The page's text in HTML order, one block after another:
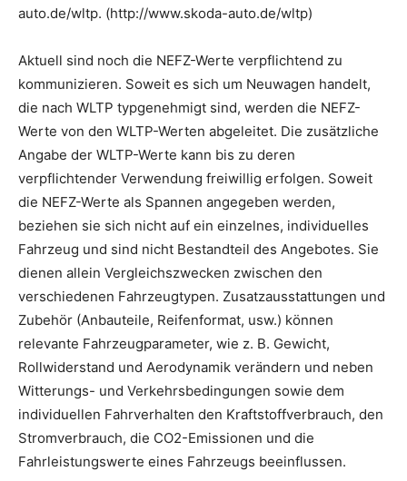
auto.de/wltp. (http://www.skoda-auto.de/wltp)
Aktuell sind noch die NEFZ-Werte verpflichtend zu
kommunizieren. Soweit es sich um Neuwagen handelt,
die nach WLTP typgenehmigt sind, werden die NEFZ-
Werte von den WLTP-Werten abgeleitet. Die zusätzliche
Angabe der WLTP-Werte kann bis zu deren
verpflichtender Verwendung freiwillig erfolgen. Soweit
die NEFZ-Werte als Spannen angegeben werden,
beziehen sie sich nicht auf ein einzelnes, individuelles
Fahrzeug und sind nicht Bestandteil des Angebotes. Sie
dienen allein Vergleichszwecken zwischen den
verschiedenen Fahrzeugtypen. Zusatzausstattungen und
Zubehör (Anbauteile, Reifenformat, usw.) können
relevante Fahrzeugparameter, wie z. B. Gewicht,
Rollwiderstand und Aerodynamik verändern und neben
Witterungs- und Verkehrsbedingungen sowie dem
individuellen Fahrverhalten den Kraftstoffverbrauch, den
Stromverbrauch, die CO2-Emissionen und die
Fahrleistungswerte eines Fahrzeugs beeinflussen.